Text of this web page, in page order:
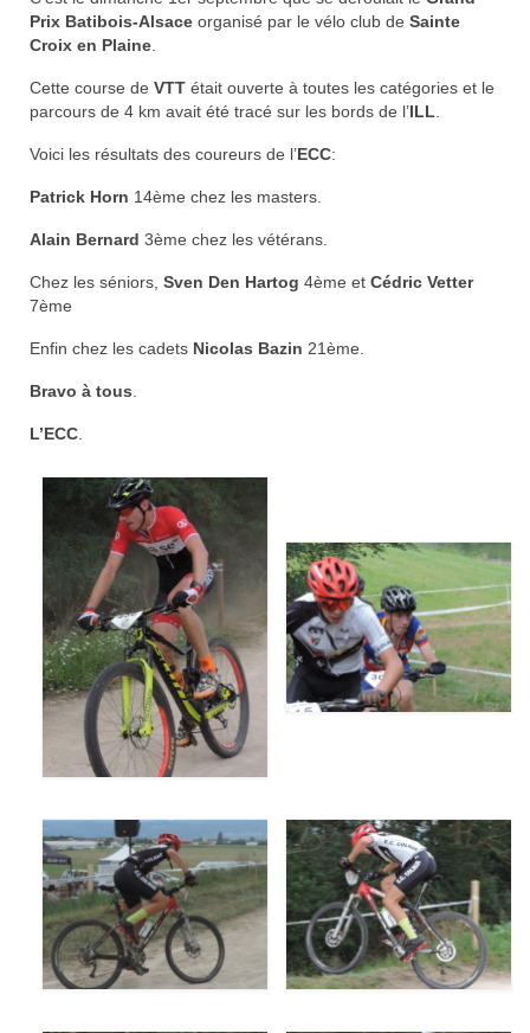
Nos organisations de la saison
Route
Préparation Physique
Documentation
Loisirs
Sorties
Strava
Route, Piste, Cyclo-cross
Nos organisations de la saison
VTT
Team Hase
Prix Batibois-Alsace organisé par le vélo club de Sainte
Croix en Plaine
Cette course de VTT était ouverte à toutes les catégories et le
parcours de 4 km avait été tracé sur les bords de l’ILL
Voici les résultats des coureurs de l’ECC:
Patrick Horn 14ème chez les masters.
Alain Bernard 3ème chez les vétérans.
Chez les séniors, Sven Den Hartog 4ème et Cédric Vetter
7ème
Enfin chez les cadets Nicolas Bazin 21ème.
Bravo à tous
L’ECC